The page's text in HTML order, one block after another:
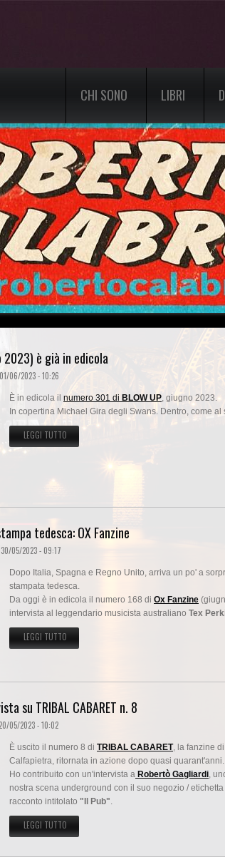
CHI SONO LIBRI
2023) è già in edicola
06/2023 - 10:26
È in edicola il numero 301 di BLOW UP, giugno 2023.
In copertina Michael Gira degli Swans. Dentro, come
LEGGI TUTTO
tedesca: OX Fanzine
30/05/2023 - 09:17
Dopo Italia, Spagna e Regno Unito, arriva un po' a
stampata tedesca.
Da oggi è in edicola il numero 168 di Ox Fanzine
intervista al leggendario musicista australiano Tex
LEGGI TUTTO
su TRIBAL CABARET n. 8
05/2023 - 10:02
È uscito il numero 8 di TRIBAL CABARET, la fanzine
Calfapietra, ritornata in azione dopo quasi quarant'anni.
Ho contribuito con un'intervista a Robertò Gagliardi,
nostra scena underground con il suo negozio /
racconto intitolato "Il Pub".
LEGGI TUTTO